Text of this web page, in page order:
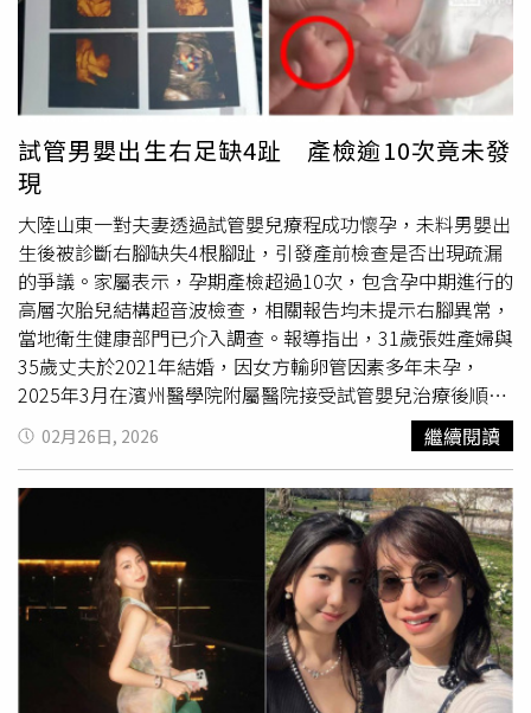
步找回自我認同。
日，別部門的一位同人陪小孩玩笑傲飛鷹後就心肌梗塞」、
「之前去眼科定期檢查，醫生說高度近視要避免雲霄飛車、
自由落體或高空彈跳這類會劇烈晃動的設施，視網膜容易剝
離」。對此，家醫科醫師溫梓言在留言區表示，「有年紀之
後不要坐雲霄飛車等高衝擊力設施是真的！」他透露，隨著
年齡增加，大腦可能會出現輕微腦萎縮，使腦組織與顱骨之
間的空間稍微變大。當人體遭遇劇烈加速或減速時，顱內晃
動幅度也會增加，原本承受張力的橋靜脈可能因此受到拉扯
而斷裂，進而形成慢性硬腦膜下出血。溫梓言也指出，人體
血管彈性會隨年齡逐漸下降，例如40歲後血管彈性通常不如
20歲時。如果本身存在高血壓或動脈瘤等潛在疾病，在雲霄
飛車高速運轉與離心力作用下，血壓可能瞬間上升，增加血
管破裂的風險。不過，他也強調，大家不用被嚇到就不敢搭
雲霄飛車，只是要提醒潛在風險，特別是6大高風險族群：
1. 未受控高血壓或心血管疾病2. 服用抗凝血藥/抗血小板藥
3. 已知腦動脈瘤、腦血管
、或中風/腦出血病史4. 近期
頭部外傷5. 嚴重頸椎/脊椎問題6. 孕婦
試管男嬰出生右足缺4趾 產檢逾10次竟未發
現
大陸山東一對夫妻透過試管嬰兒療程成功懷孕，未料男嬰出
生後被診斷右腳缺失4根腳趾，引發產前檢查是否出現疏漏
的爭議。家屬表示，孕期產檢超過10次，包含孕中期進行的
高層次胎兒結構超音波檢查，相關報告均未提示右腳異常，
當地衛生健康部門已介入調查。報導指出，31歲張姓產婦與
35歲丈夫於2021年結婚，因女方輸卵管因素多年未孕，
2025年3月在濱州醫學院附屬醫院接受試管嬰兒治療後順利
懷孕。2026年2月20日產下一名男嬰，但出院病歷與診斷證
明顯示，新生兒右足
，右腳僅剩小趾，且右小腿較左側
略細。家屬轉述，產婦懷孕期間依醫囑完成不下10次產前檢
查。孕中期進行的高層次超音波檢查，診斷報告附有5張影
像，畫面可見胎兒雙手與左腳，但未呈現右腳影像。家屬質
疑，醫療團隊是否在檢查過程或影像判讀上未充分注意相關
部位，若當時即發現異常，家庭將重新評估後續決定。孩子
出生後，產婦情緒受到嚴重衝擊。家屬認為，院方在產前篩
檢與風險告知義務上可能存在缺失。至於後續醫療安排，家
屬表示，因嬰兒年齡尚小，暫時無法接受矯正手術，未來將
02月26日, 2026 繼續閱讀